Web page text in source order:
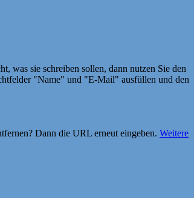
was sie schreiben sollen, dann nutzen Sie den
"Name" und "E-Mail" ausfüllen und den
Dann die URL erneut eingeben. Weitere